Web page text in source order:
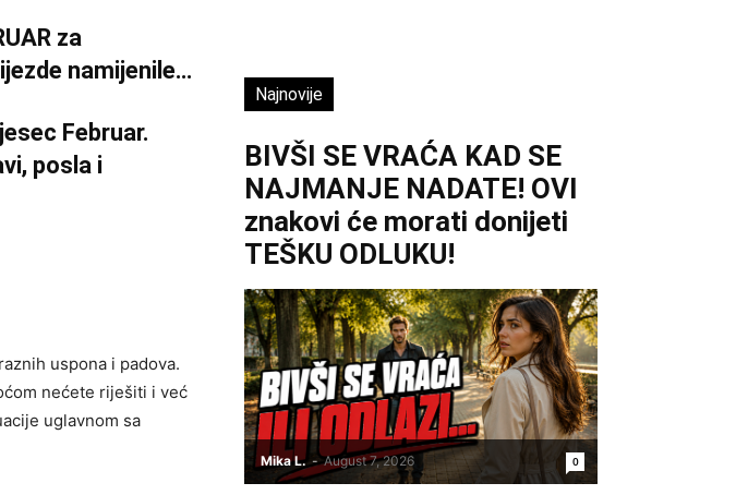
za
namijenile…
Februar.
posla i
uspona i padova.
nećete riješiti i već
uglavnom sa
Najnovije
BIVŠI SE VRAĆA KAD SE
NAJMANJE NADATE! OVI
znakovi će morati donijeti
TEŠKU ODLUKU!
Mika L. - August 7, 2026 0